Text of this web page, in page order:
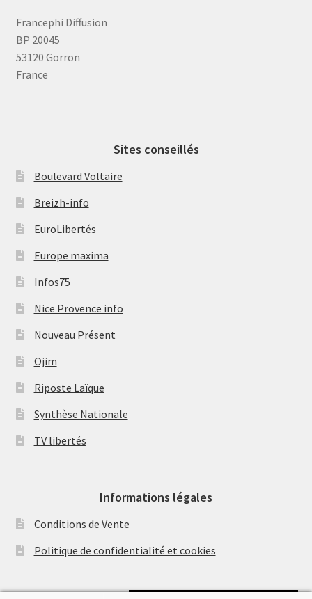
Francephi Diffusion
BP 20045
53120 Gorron
France
Sites conseillés
Boulevard Voltaire
Breizh-info
EuroLibertés
Europe maxima
Infos75
Nice Provence info
Nouveau Présent
Ojim
Riposte Laïque
Synthèse Nationale
TV libertés
Informations légales
Conditions de Vente
Politique de confidentialité et cookies